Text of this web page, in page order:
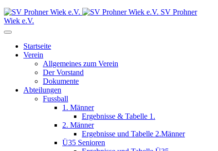
SV Prohner
Wiek e.V.
Startseite
Verein
Allgemeines zum Verein
Der Vorstand
Dokumente
Abteilungen
Fussball
1. Männer
Ergebnisse & Tabelle 1.
2. Männer
Ergebnisse und Tabelle 2.Männer
Ü35 Senioren